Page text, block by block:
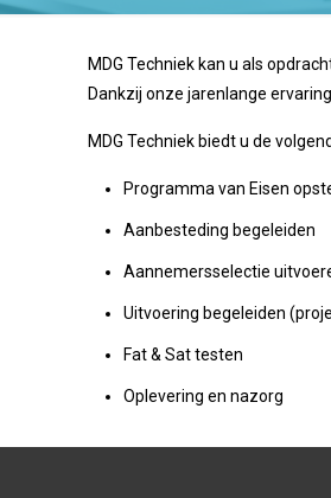
MDG Techniek kan u als
Dankzij onze jarenlange
MDG Techniek biedt u de
Programma van Eisen
Aanbesteding begeleiden
Aannemersselectie
Uitvoering begeleiden
Fat & Sat testen
Oplevering en nazorg